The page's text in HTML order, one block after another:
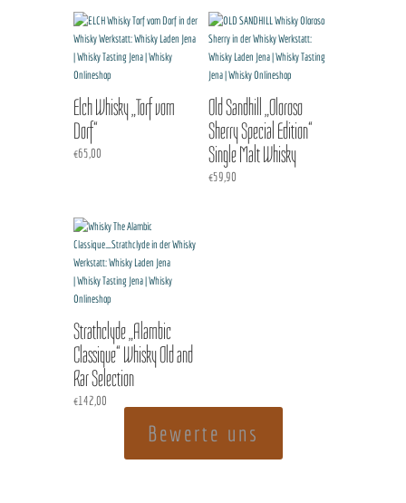
Elch Whisky „Torf vom
Dorf“
€65,00
Old Sandhill „Oloroso
Sherry Special Edition“
Single Malt Whisky
€59,90
Strathclyde „Alambic
Classique“ Whisky Old and
Rar Selection
€142,00
Bewerte uns